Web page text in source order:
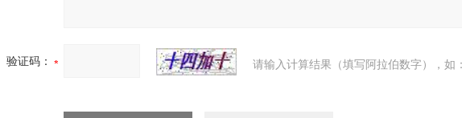
验证码： 请输入计算结果（填写阿拉伯数字），如